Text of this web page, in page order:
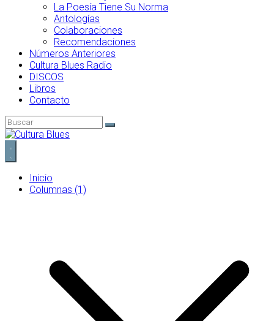
La Poesía Tiene Su Norma
Antologías
Colaboraciones
Recomendaciones
Números Anteriores
Cultura Blues Radio
DISCOS
Libros
Contacto
Inicio
Columnas (1)